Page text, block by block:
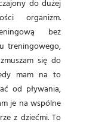
do dużej
organizm.
bez
treningowego,
się do
mam na to
od pływania,
je na wspólne
z dziećmi. To